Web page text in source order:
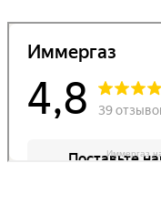
Иммергаз